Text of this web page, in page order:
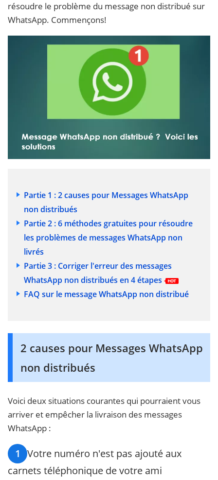
résoudre le problème du message non distribué sur
WhatsApp. Commençons!
Partie 1 : 2 causes pour Messages WhatsApp
non distribués
Partie 2 : 6 méthodes gratuites pour résoudre
les problèmes de messages WhatsApp non
livrés
Partie 3 : Corriger l'erreur des messages
WhatsApp non distribués en 4 étapes
FAQ sur le message WhatsApp non distribué
2 causes pour Messages WhatsApp
non distribués
Voici deux situations courantes qui pourraient vous
arriver et empêcher la livraison des messages
WhatsApp :
1
Votre numéro n'est pas ajouté aux
carnets téléphonique de votre ami